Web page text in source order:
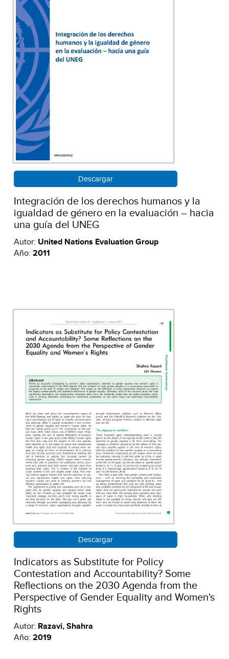
Descargar
Integración de los derechos humanos y la
igualdad de género en la evaluación – hacia
una guía del UNEG
Autor: United Nations Evaluation Group
Año: 2011
Descargar
Indicators as Substitute for Policy
Contestation and Accountability? Some
Reflections on the 2030 Agenda from the
Perspective of Gender Equality and Women's
Rights
Autor: Razavi, Shahra
Año: 2019